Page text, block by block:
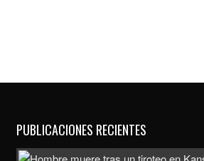
PUBLICACIONES RECIENTES